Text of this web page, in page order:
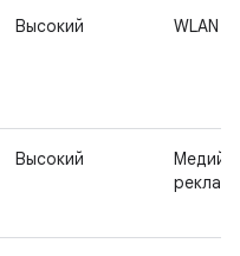
Высокий WLAN
Высокий
реклама